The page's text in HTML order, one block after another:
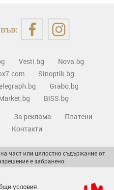
Vesti.bg
Nova.bg
Sinoptik.bg
Grabo.bg
BISS.bg
За реклама
Платени
Контакти
част или цялостно съдържание от
е забранено.
условия